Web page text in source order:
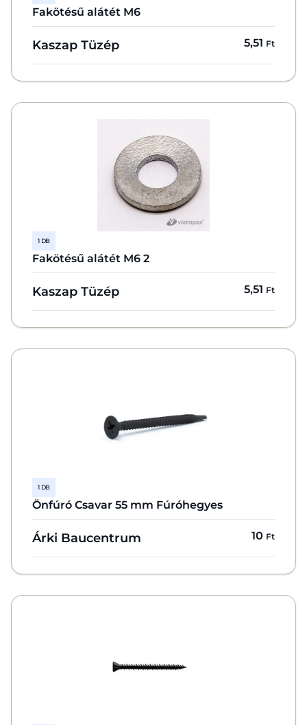
Fakötésű alátét M6
Kaszap Tüzép 5,51 Ft
1 DB
Fakötésű alátét M6 2
Kaszap Tüzép 5,51 Ft
1 DB
Önfúró Csavar 55 mm Fúróhegyes
Árki Baucentrum 10 Ft